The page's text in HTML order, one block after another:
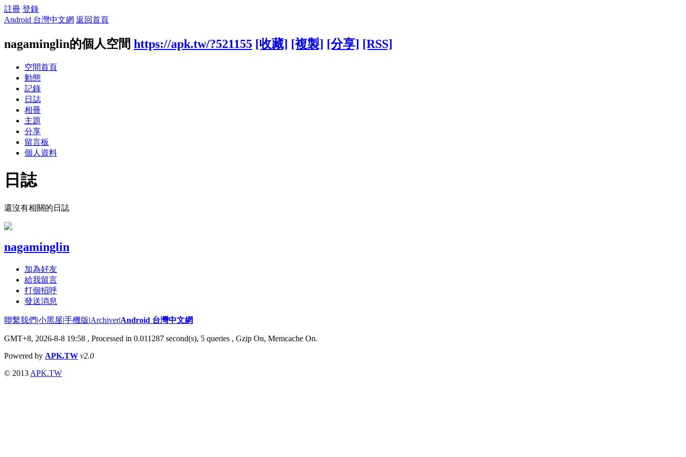
註冊 登錄
Android 台灣中文網 返回首頁
nagaminglin的個人空間 https://apk.tw/?521155 [收藏] [複製] [分享] [RSS]
空間首頁
動態
記錄
日誌
相冊
主題
分享
留言板
個人資料
日誌
還沒有相關的日誌
nagaminglin
加為好友
給我留言
打個招呼
發送消息
聯繫我們|小黑屋|手機版|Archiver|Android 台灣中文網
GMT+8, 2026-8-8 19:58 , Processed in 0.011287 second(s), 5 queries , Gzip On, Memcache On.
Powered by APK.TW v2.0
© 2013 APK.TW